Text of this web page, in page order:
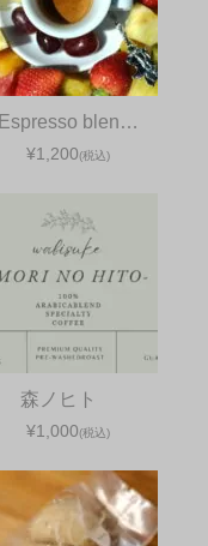
Espresso blen…
¥1,200(税込)
森ノヒト
¥1,000(税込)